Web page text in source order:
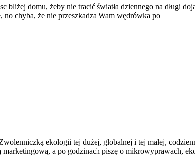
domu, żeby nie tracić światła dziennego na długi
chyba, że nie przeszkadza Wam wędrówka po
ekologii tej dużej, globalnej i tej małej,
a po godzinach piszę o mikrowyprawach,